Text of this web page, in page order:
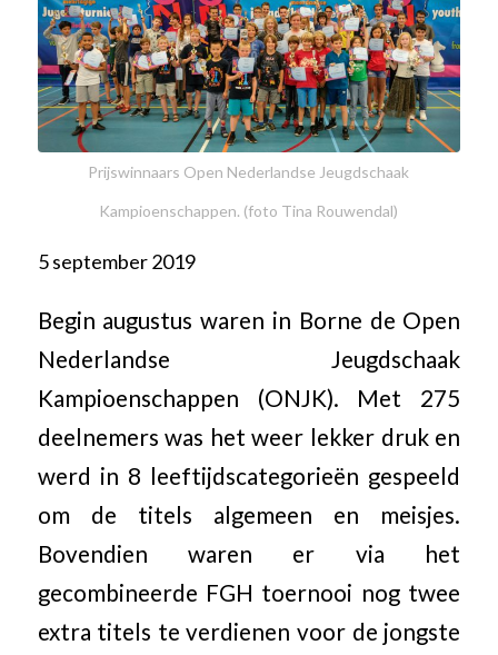
Prijswinnaars Open Nederlandse Jeugdschaak
Kampioenschappen. (foto Tina Rouwendal)
5 september 2019
Begin augustus waren in Borne de Open
Nederlandse Jeugdschaak
Kampioenschappen (ONJK). Met 275
deelnemers was het weer lekker druk en
werd in 8 leeftijdscategorieën gespeeld
om de titels algemeen en meisjes.
Bovendien waren er via het
gecombineerde FGH toernooi nog twee
extra titels te verdienen voor de jongste